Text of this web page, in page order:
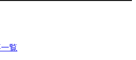
覧